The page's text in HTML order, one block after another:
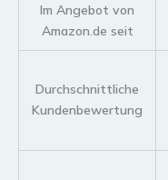
Im Angebot von
Amazon.de seit
Durchschnittliche
Kundenbewertung